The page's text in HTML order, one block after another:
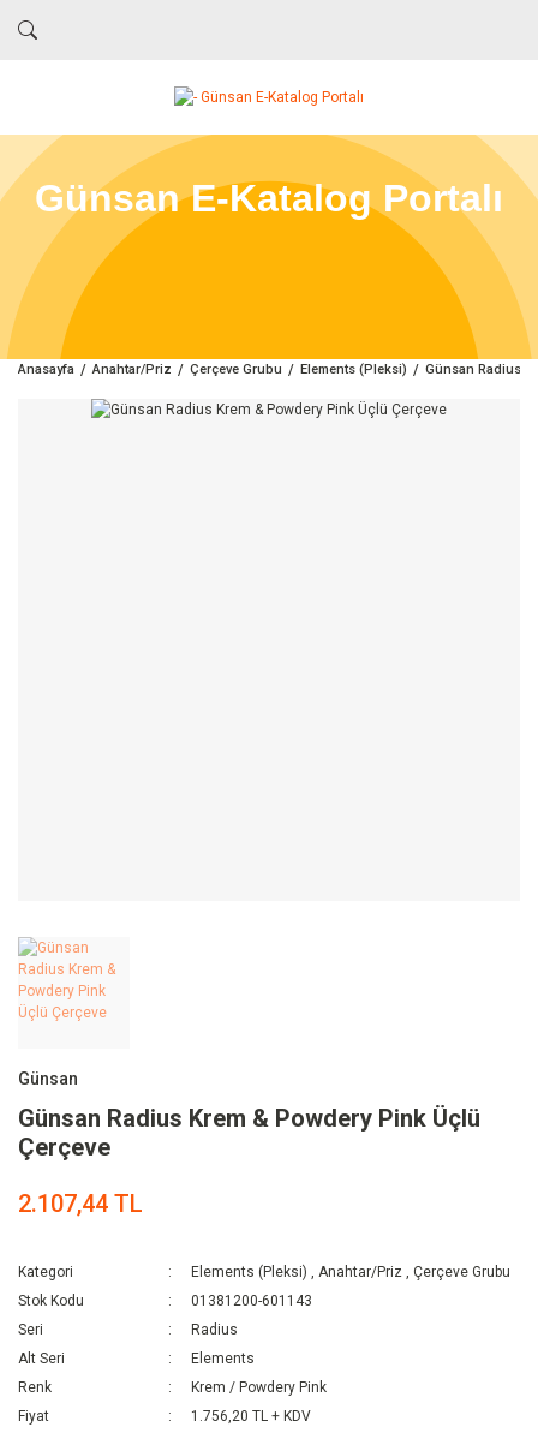
Günsan E-Katalog Portalı
Anasayfa Anahtar/Priz Çerçeve Grubu Elements (Pleksi) Günsan Radius
Günsan
Günsan Radius Krem & Powdery Pink Üçlü
Çerçeve
2.107,44 TL
Kategori Elements (Pleksi) ,Anahtar/Priz ,Çerçeve Grubu
Stok Kodu
01381200-601143
Seri
Radius
Alt Seri
Elements
Renk
Krem / Powdery Pink
Fiyat
1.756,20 TL + KDV